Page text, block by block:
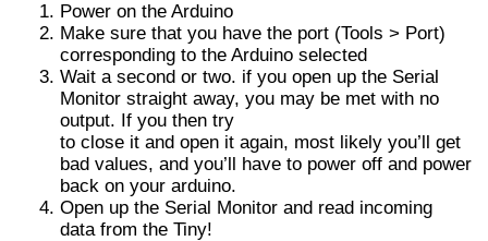
Power on the Arduino
Make sure that you have the port (Tools > Port)
corresponding to the Arduino selected
Wait a second or two. if you open up the Serial
Monitor straight away, you may be met with no
output. If you then try
to close it and open it again, most likely you’ll get
bad values, and you’ll have to power off and power
back on your arduino.
Open up the Serial Monitor and read incoming
data from the Tiny!